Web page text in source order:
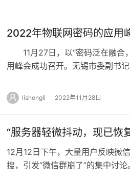
2022年物联网密码的应用
11月27日，以“密码泛在融合
用峰会成功召开。无锡市委副书
lishengli 2022年11月28日
“服务器轻微抖动，现已恢
12月12日下午，大量用户反映微
搜，引发“微信群崩了”的集中讨